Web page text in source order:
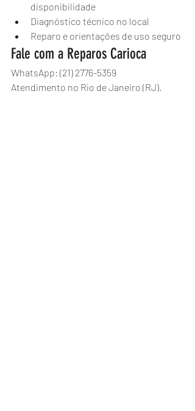
disponibilidade
Diagnóstico técnico no local
Reparo e orientações de uso seguro
Fale com a Reparos Carioca
WhatsApp: (21) 2776-5359
Atendimento no Rio de Janeiro (RJ).